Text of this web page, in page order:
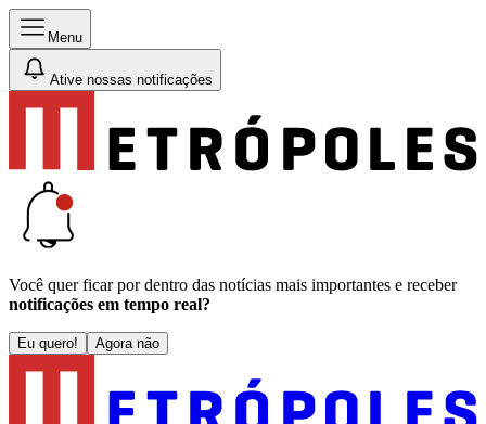
Menu
Ative nossas notificações
Você quer ficar por dentro das notícias mais importantes e receber
notificações em tempo real?
Eu quero! Agora não